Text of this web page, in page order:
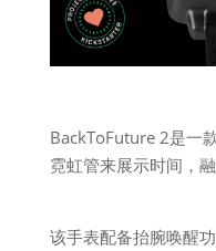
BackToFuture 2是一
霓虹管来展示时间，
该手表配备抬腕唤醒